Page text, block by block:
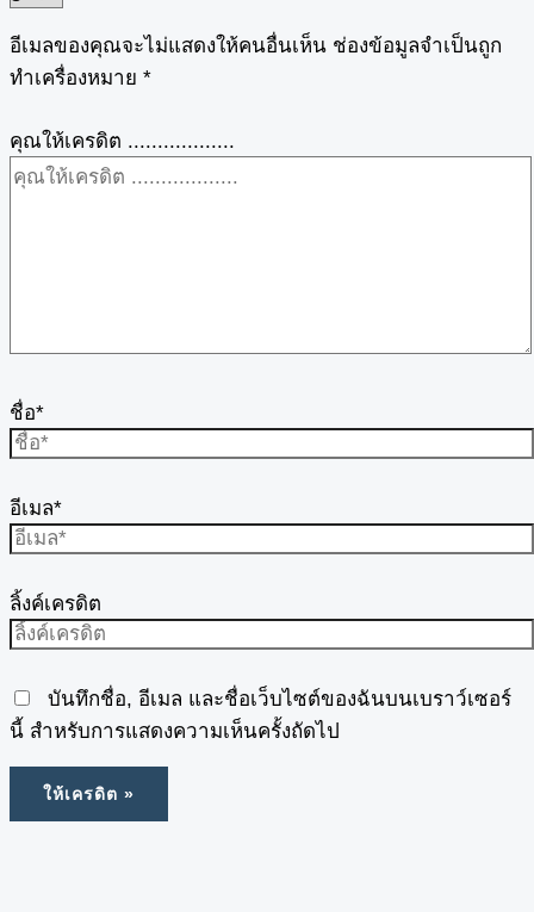
อีเมลของคุณจะไม่แสดงให้คนอื่นเห็น ช่องข้อมูลจำเป็นถูก
ทำเครื่องหมาย *
คุณให้เครดิต ..................
ชื่อ*
อีเมล*
ลิ้งค์เครดิต
บันทึกชื่อ, อีเมล และชื่อเว็บไซต์ของฉันบนเบราว์เซอร์
นี้ สำหรับการแสดงความเห็นครั้งถัดไป